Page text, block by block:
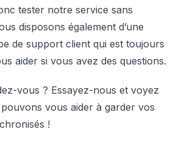
tester notre service sans
disposons également d’une
de support client qui est toujours
aider si vous avez des questions.
vous ? Essayez-nous et voyez
vous aider à garder vos
!